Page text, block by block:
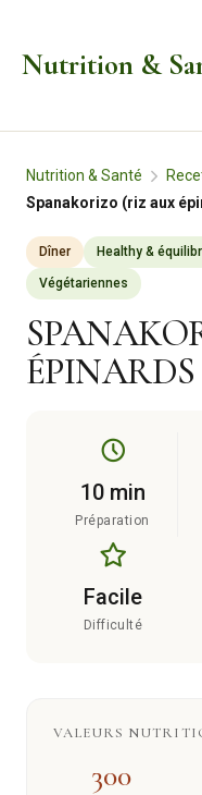
Nutrition &
Nutrition & Santé
Spanakorizo (riz aux
Dîner Healthy &
Végétariennes
10 min
Préparation
Facile
Difficulté
VALEURS
300